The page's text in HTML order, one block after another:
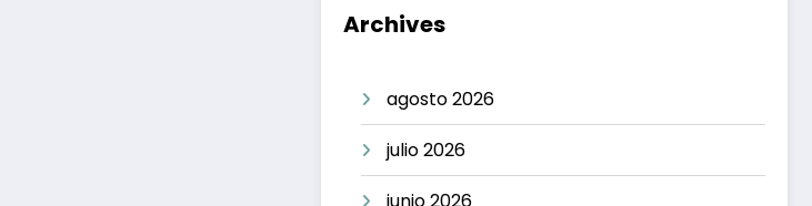
Archives
agosto 2026
julio 2026
junio 2026